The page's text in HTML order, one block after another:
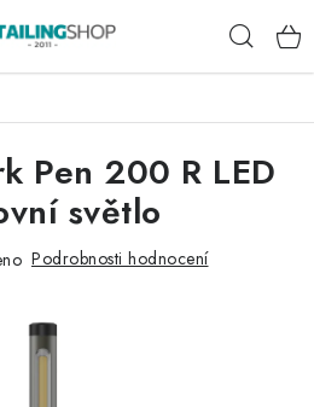
Pen 200 R LED
světlo
Podrobnosti hodnocení